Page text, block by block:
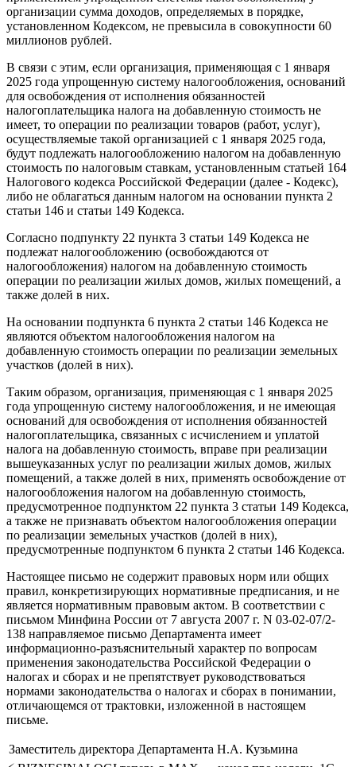
организации сумма доходов, определяемых в порядке,
установленном Кодексом, не превысила в совокупности 60
миллионов рублей.
В связи с этим, если организация, применяющая с 1 января
2025 года упрощенную систему налогообложения, оснований
для освобождения от исполнения обязанностей
налогоплательщика налога на добавленную стоимость не
имеет, то операции по реализации товаров (работ, услуг),
осуществляемые такой организацией с 1 января 2025 года,
будут подлежать налогообложению налогом на добавленную
стоимость по налоговым ставкам, установленным статьей 164
Налогового кодекса Российской Федерации (далее - Кодекс),
либо не облагаться данным налогом на основании пункта 2
статьи 146 и статьи 149 Кодекса.
Согласно подпункту 22 пункта 3 статьи 149 Кодекса не
подлежат налогообложению (освобождаются от
налогообложения) налогом на добавленную стоимость
операции по реализации жилых домов, жилых помещений, а
также долей в них.
На основании подпункта 6 пункта 2 статьи 146 Кодекса не
являются объектом налогообложения налогом на
добавленную стоимость операции по реализации земельных
участков (долей в них).
Таким образом, организация, применяющая с 1 января 2025
года упрощенную систему налогообложения, и не имеющая
оснований для освобождения от исполнения обязанностей
налогоплательщика, связанных с исчислением и уплатой
налога на добавленную стоимость, вправе при реализации
вышеуказанных услуг по реализации жилых домов, жилых
помещений, а также долей в них, применять освобождение от
налогообложения налогом на добавленную стоимость,
предусмотренное подпунктом 22 пункта 3 статьи 149 Кодекса,
а также не признавать объектом налогообложения операции
по реализации земельных участков (долей в них),
предусмотренные подпунктом 6 пункта 2 статьи 146 Кодекса.
Настоящее письмо не содержит правовых норм или общих
правил, конкретизирующих нормативные предписания, и не
является нормативным правовым актом. В соответствии с
письмом Минфина России от 7 августа 2007 г. N 03-02-07/2-
138 направляемое письмо Департамента имеет
информационно-разъяснительный характер по вопросам
применения законодательства Российской Федерации о
налогах и сборах и не препятствует руководствоваться
нормами законодательства о налогах и сборах в понимании,
отличающемся от трактовки, изложенной в настоящем
письме.
Заместитель директора Департамента Н.А. Кузьмина